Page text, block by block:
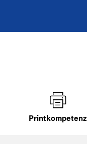
Printkompetenz